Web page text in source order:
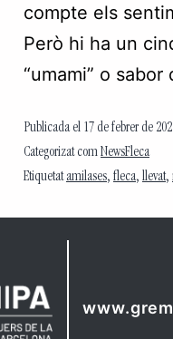
compte els
Però hi ha un
“umami” o sabor
Publicada el 17 de febrer de
Categorizat comNewsFleca
Etiquetatamilases, fleca, llevat,